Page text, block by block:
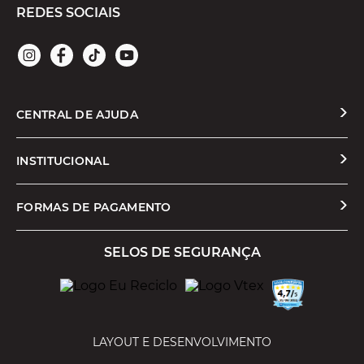
REDES SOCIAIS
CENTRAL DE AJUDA
Solicitar Troca ou Devolução
Formas de Pagamento
INSTITUCIONAL
Quem Somos
Política de Privacidade
FORMAS DE PAGAMENTO
SELOS DE SEGURANÇA
LAYOUT E DESENVOLVIMENTO